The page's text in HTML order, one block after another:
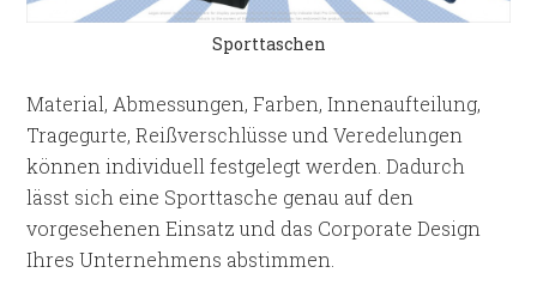
Sporttaschen
Material, Abmessungen, Farben, Innenaufteilung,
Tragegurte, Reißverschlüsse und Veredelungen
können individuell festgelegt werden. Dadurch
lässt sich eine Sporttasche genau auf den
vorgesehenen Einsatz und das Corporate Design
Ihres Unternehmens abstimmen.